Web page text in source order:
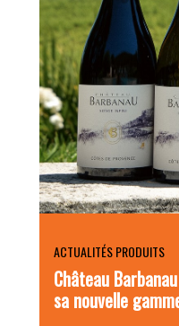
ACTUALITÉS PRODUITS
Château
sa nouvelle